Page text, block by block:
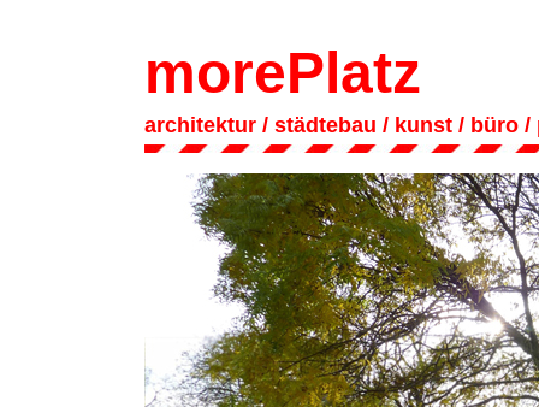
morePlatz
architektur / städtebau / kunst / büro /